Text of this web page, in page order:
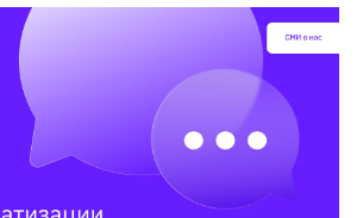
Кейсы Пользователям Компания